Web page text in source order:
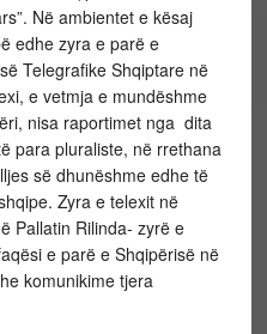
Në ambientet e kësaj
edhe zyra e parë e
Telegrafike Shqiptare në
e vetmja e mundëshme
nisa raportimet nga dita
para pluraliste, në rrethana
së dhunëshme edhe të
Zyra e telexit në
Pallatin Rilinda- zyrë e
e parë e Shqipërisë në
komunikime tjera